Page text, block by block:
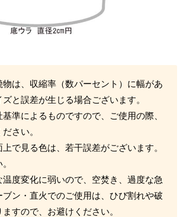
は、収縮率（数パーセント）に幅があ
と誤差が生じる場合ございます。
準によるものですので、ご使用の際、
さい。
で見る色は、若干誤差がございます。
度変化に弱いので、空焚き、過度な急
ン・直火でのご使用は、ひび割れや破
すので、お避けください。